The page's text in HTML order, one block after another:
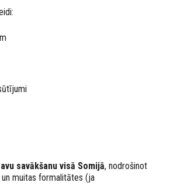
savākšanu visā Somijā, nodrošinot
muitas formalitātes (ja